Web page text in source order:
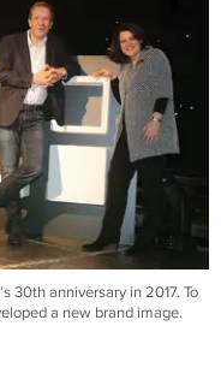
30th anniversary in 2017. To
a new brand image.